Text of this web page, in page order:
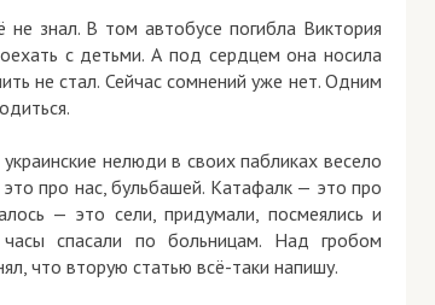
В том автобусе погибла Виктория
с детьми. А под сердцем она носила
стал. Сейчас сомнений уже нет. Одним
нелюди в своих пабликах весело
нас, бульбашей. Катафалк — это про
— это сели, придумали, посмеялись и
спасали по больницам. Над гробом
вторую статью всё-таки напишу.